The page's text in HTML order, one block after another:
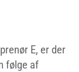
E, er der
følge af